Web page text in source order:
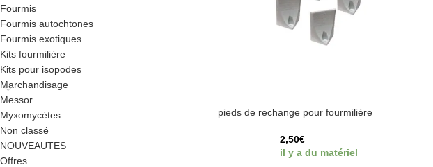
Fourmis
Fourmis autochtones
Fourmis exotiques
Kits fourmilière
Kits pour isopodes
Marchandisage
Messor
Myxomycètes
Non classé
NOUVEAUTES
Offres
pieds de rechange pour fourmilière
2,50€
il y a du matériel